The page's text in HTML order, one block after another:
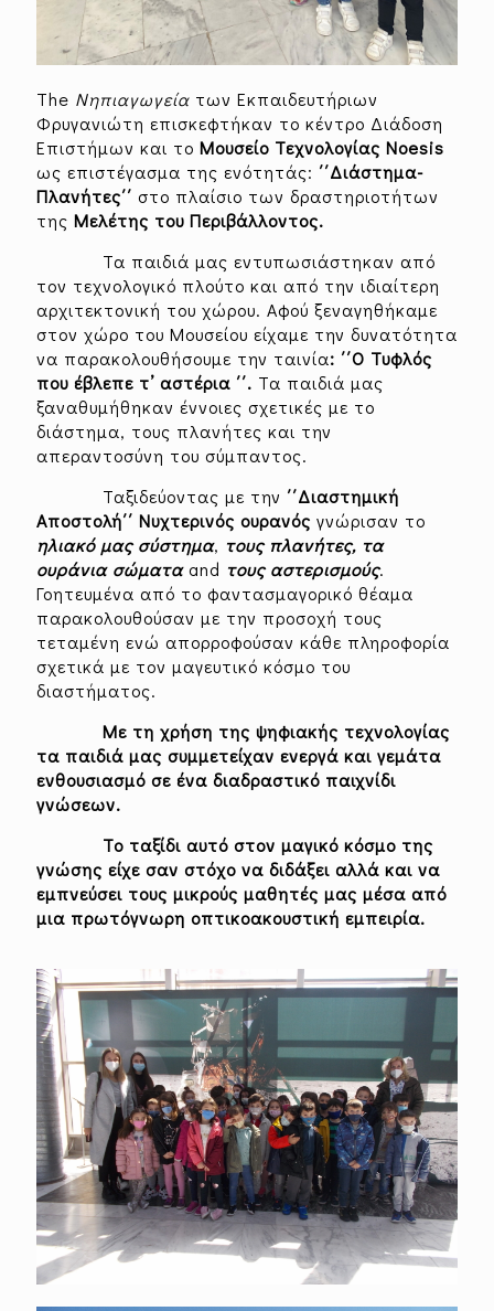
The Νηπιαγωγεία των Εκπαιδευτήριων
Φρυγανιώτη επισκεφτήκαν το κέντρο Διάδοση
Επιστήμων και το Μουσείο Τεχνολογίας Noesis
ως επιστέγασμα της ενότητάς: ΄΄Διάστημα-
Πλανήτες΄΄ στο πλαίσιο των δραστηριοτήτων
της Μελέτης του Περιβάλλοντος.
Τα παιδιά μας εντυπωσιάστηκαν από
τον τεχνολογικό πλούτο και από την ιδιαίτερη
αρχιτεκτονική του χώρου. Αφού ξεναγηθήκαμε
στον χώρο του Μουσείου είχαμε την δυνατότητα
να παρακολουθήσουμε την ταινία: ΄΄Ο Τυφλός
που έβλεπε τ’ αστέρια ΄΄. Τα παιδιά μας
ξαναθυμήθηκαν έννοιες σχετικές με το
διάστημα, τους πλανήτες και την
απεραντοσύνη του σύμπαντος.
Ταξιδεύοντας με την ΄΄Διαστημική
Αποστολή΄΄ Νυχτερινός ουρανός γνώρισαν το
ηλιακό μας σύστημα, τους πλανήτες, τα
ουράνια σώματαand τους αστερισμούς.
Γοητευμένα από το φαντασμαγορικό θέαμα
παρακολουθούσαν με την προσοχή τους
τεταμένη ενώ απορροφούσαν κάθε πληροφορία
σχετικά με τον μαγευτικό κόσμο του
διαστήματος.
Με τη χρήση της ψηφιακής τεχνολογίας
τα παιδιά μας συμμετείχαν ενεργά και γεμάτα
ενθουσιασμό σε ένα διαδραστικό παιχνίδι
γνώσεων.
Το ταξίδι αυτό στον μαγικό κόσμο της
γνώσης είχε σαν στόχο να διδάξει αλλά και να
εμπνεύσει τους μικρούς μαθητές μας μέσα από
μια πρωτόγνωρη οπτικοακουστική εμπειρία.